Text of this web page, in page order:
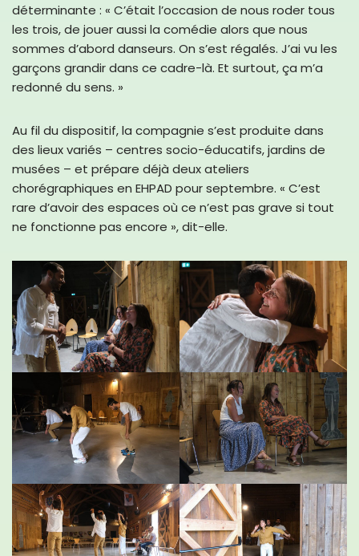
déterminante : « C’était l’occasion de nous roder tous
les trois, de jouer aussi la comédie alors que nous
sommes d’abord danseurs. On s’est régalés. J’ai vu les
garçons grandir dans ce cadre-là. Et surtout, ça m’a
redonné du sens. »
Au fil du dispositif, la compagnie s’est produite dans
des lieux variés – centres socio-éducatifs, jardins de
musées – et prépare déjà deux ateliers
chorégraphiques en EHPAD pour septembre. « C’est
rare d’avoir des espaces où ce n’est pas grave si tout
ne fonctionne pas encore », dit-elle.